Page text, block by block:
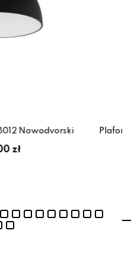
Nowodvorski
zł
Plafon